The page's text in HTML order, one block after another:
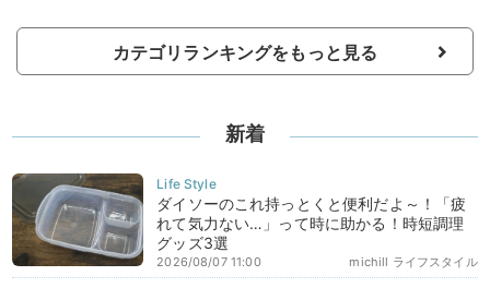
カテゴリランキングをもっと見る
新着
ダイソーのこれ持っとくと便利だよ～！「疲
れて気力ない…」って時に助かる！時短調理
グッズ3選
michill ライフスタイル
2026/08/07 11:00